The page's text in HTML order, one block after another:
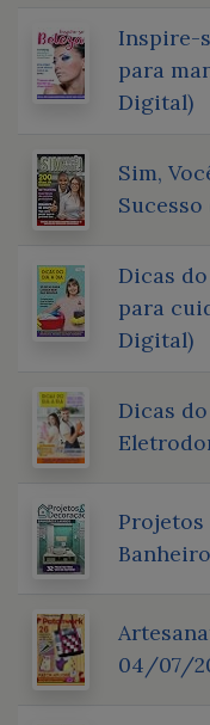
Inspire-
para
Digital)
Sim,
Dicas
para
Digital)
Dicas
Projetos
04/07/